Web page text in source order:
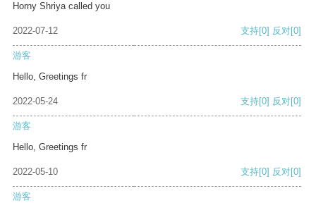
Horny Shriya called you
2022-07-12 支持[0] 反对[0]
游客
Hello, Greetings fr
2022-05-24 支持[0] 反对[0]
游客
Hello, Greetings fr
2022-05-10 支持[0] 反对[0]
游客